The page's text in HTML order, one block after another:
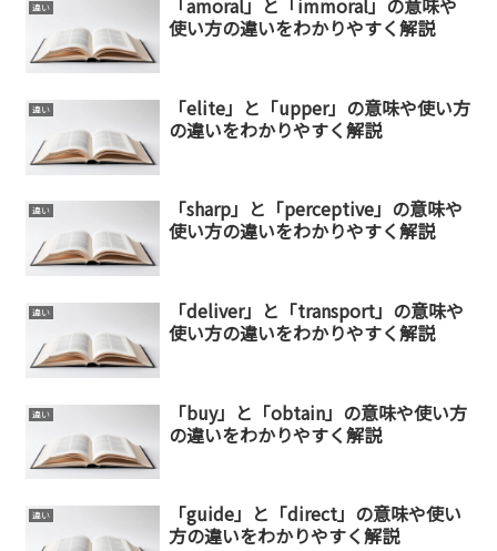
違い
「amoral」と「immoral」の意味や
使い方の違いをわかりやすく解説
違い
「elite」と「upper」の意味や使い方
の違いをわかりやすく解説
違い
「sharp」と「perceptive」の意味や
使い方の違いをわかりやすく解説
違い
「deliver」と「transport」の意味や
使い方の違いをわかりやすく解説
違い
「buy」と「obtain」の意味や使い方
の違いをわかりやすく解説
違い
「guide」と「direct」の意味や使い
方の違いをわかりやすく解説